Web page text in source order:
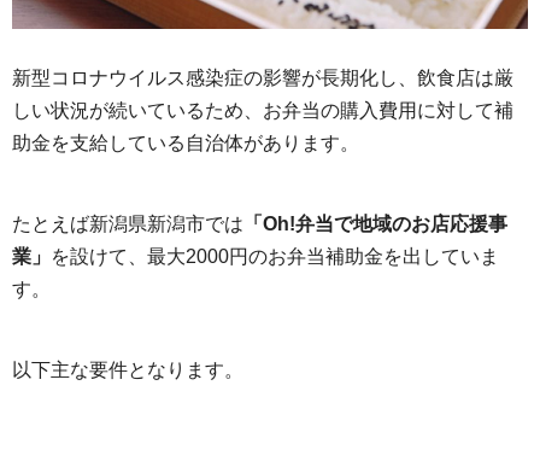
新型コロナウイルス感染症の影響が長期化し、飲食店は厳
しい状況が続いているため、お弁当の購入費用に対して補
助金を支給している自治体があります。
たとえば新潟県新潟市では 「Oh!弁当で地域のお店応援事
業」 を設けて、最大2000円のお弁当補助金を出していま
す。
以下主な要件となります。